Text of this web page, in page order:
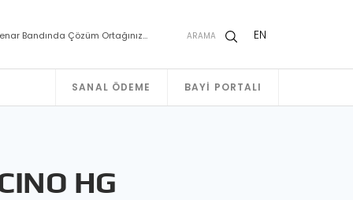
Bandında Çözüm Ortağınız… ARAMA EN
SANAL ÖDEME BAYI PORTALI
HG